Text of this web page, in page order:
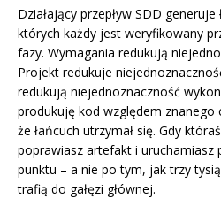
Działający przepływ SDD
których każdy jest weryfikowany
fazy. Wymagania redukują
Projekt redukuje
redukują niejednoznaczność
produkuję kod względem znanego
że łańcuch utrzymał się. Gdy
poprawiasz artefakt i
punktu – a nie po tym, jak trzy
trafią do gałęzi głównej.